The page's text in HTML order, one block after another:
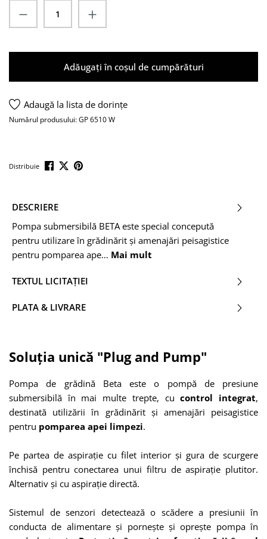
Cantitate produs: Introduceți cantitatea
Adăugați în coșul de cumpărături
Adaugă la lista de dorințe
Numărul produsului:GP 6510 W
Distribuie
DESCRIERE
Pompa submersibilă BETA este special concepută
pentru utilizare în grădinărit și amenajări peisagistice
pentru pomparea ape… Mai mult
TEXTUL LICITAȚIEI
PLATA & LIVRARE
Soluția unică "Plug and Pump"
Pompa de grădină Beta este o pompă de presiune
submersibilă în mai multe trepte, cucontrol integrat,
destinată utilizării în grădinărit și amenajări peisagistice
pentru pomparea apei limpezi.
Pe partea de aspirație cu filet interior și gura de scurgere
închisă pentru conectarea unui filtru de aspirație plutitor.
Alternativ și cu aspirație directă.
Sistemul de senzori detectează o scădere a presiunii în
conducta de alimentare și pornește și oprește pompa în